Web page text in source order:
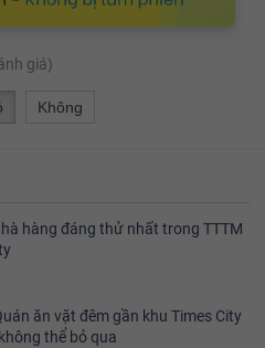
giá)
Không
hàng đáng thử nhất trong TTTM
ăn vặt đêm gần khu Times City
thể bỏ qua